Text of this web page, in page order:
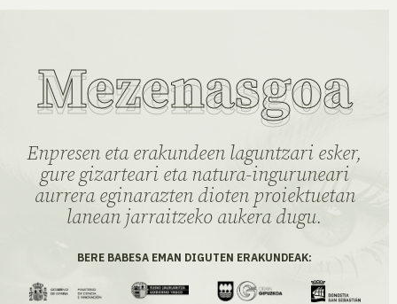
Mezenasgoa
Enpresen eta erakundeen laguntzari esker,
gure gizarteari eta natura-inguruneari
aurrera eginarazten dioten proiektuetan
lanean jarraitzeko aukera dugu.
BERE BABESA EMAN DIGUTEN ERAKUNDEAK: